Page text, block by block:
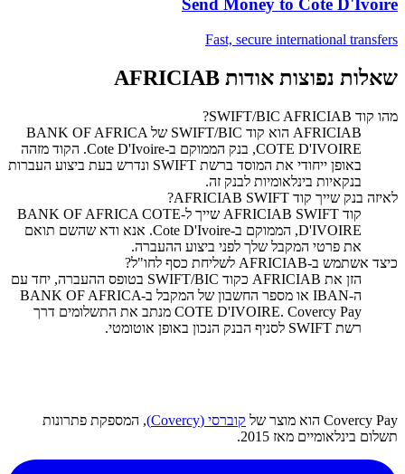
Send Money to Cote D'Ivoire
Fast, secure international transfers
שאלות נפוצות אודות AFRICIAB
מהו קוד SWIFT/BIC AFRICIAB?
‏AFRICIAB הוא קוד SWIFT/BIC של BANK OF AFRICA
COTE D'IVOIRE, בנק הממוקם ב-Cote D'Ivoire. הקוד מזהה
באופן ייחודי את המוסד ברשת SWIFT ונדרש בעת ביצוע העברות
בנקאיות בינלאומיות לבנק זה.
לאיזה בנק שייך קוד SWIFT ‏AFRICIAB?
קוד SWIFT ‏AFRICIAB שייך ל-BANK OF AFRICA COTE
D'IVOIRE, הממוקם ב-Cote D'Ivoire. אנא ודא שהשם תואם
את פרטי המקבל שלך לפני ביצוע ההעברה.
כיצד אשתמש ב-AFRICIAB לשליחת כסף לחו"ל?
הזן את AFRICIAB כקוד SWIFT/BIC בטופס ההעברה, יחד עם
ה-IBAN או מספר החשבון של המקבל ב-BANK OF AFRICA
COTE D'IVOIRE. Covercy Pay מנתב את התשלומים דרך
רשת SWIFT לסניף הבנק הנכון באופן אוטומטי.
Covercy Pay הוא מוצר של קוברסי (Covercy)
, המספקת פתרונות
תשלום בינלאומיים מאז 2015.